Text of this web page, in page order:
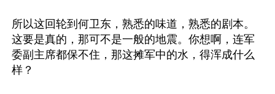
所以这回轮到何卫东，熟悉的味道，熟悉的剧本。
这要是真的，那可不是一般的地震。你想啊，连军
委副主席都保不住，那这摊军中的水，得浑成什么
样？